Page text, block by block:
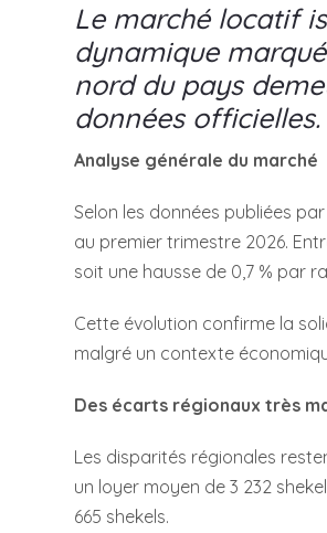
Le marché locatif
dynamique
nord du pays
données officielles.
Analyse générale du marché
Selon les données publiées
au premier trimestre 2026.
soit une hausse de 0,7 % par
Cette évolution confirme la
malgré un contexte
Des écarts régionaux très
Les disparités régionales
un loyer moyen de 3 232
665 shekels.